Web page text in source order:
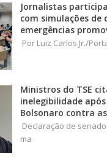
Jornalistas
com simulações de
emergências
Por Luiz Carlos Jr./
Ministros do TSE
inelegibilidade
Bolsonaro contra
Declaração de
ma